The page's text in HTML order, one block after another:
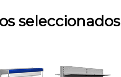
seleccionados